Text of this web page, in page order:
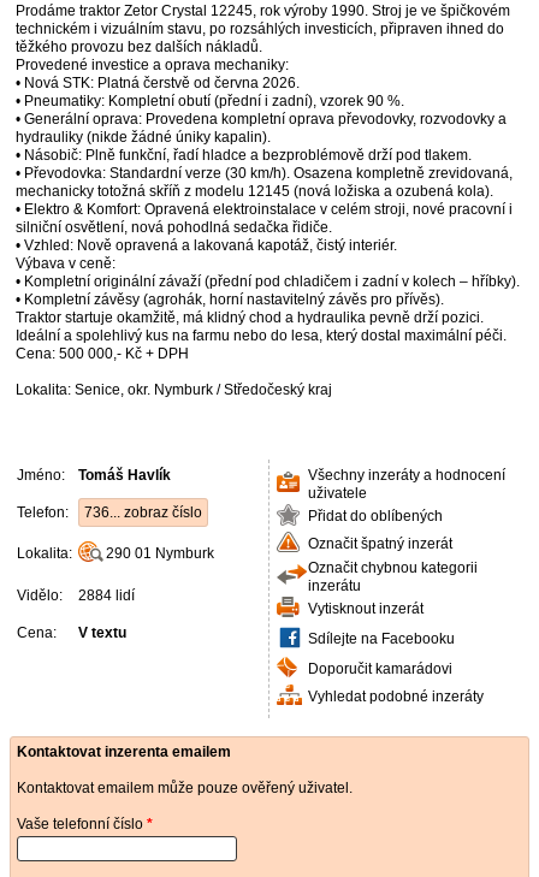
Prodáme traktor Zetor Crystal 12245, rok výroby 1990. Stroj je ve špičkovém
technickém i vizuálním stavu, po rozsáhlých investicích, připraven ihned do
těžkého provozu bez dalších nákladů.
Provedené investice a oprava mechaniky:
• Nová STK: Platná čerstvě od června 2026.
• Pneumatiky: Kompletní obutí (přední i zadní), vzorek 90 %.
• Generální oprava: Provedena kompletní oprava převodovky, rozvodovky a
hydrauliky (nikde žádné úniky kapalin).
• Násobič: Plně funkční, řadí hladce a bezproblémově drží pod tlakem.
• Převodovka: Standardní verze (30 km/h). Osazena kompletně zrevidovaná,
mechanicky totožná skříň z modelu 12145 (nová ložiska a ozubená kola).
• Elektro & Komfort: Opravená elektroinstalace v celém stroji, nové pracovní i
silniční osvětlení, nová pohodlná sedačka řidiče.
• Vzhled: Nově opravená a lakovaná kapotáž, čistý interiér.
Výbava v ceně:
• Kompletní originální závaží (přední pod chladičem i zadní v kolech – hříbky).
• Kompletní závěsy (agrohák, horní nastavitelný závěs pro přívěs).
Traktor startuje okamžitě, má klidný chod a hydraulika pevně drží pozici.
Ideální a spolehlivý kus na farmu nebo do lesa, který dostal maximální péči.
Cena: 500 000,- Kč + DPH
Lokalita: Senice, okr. Nymburk / Středočeský kraj
Jméno: Tomáš Havlík
Telefon: 736... zobraz číslo
Lokalita: 290 01 Nymburk
Vidělo: 2884 lidí
Cena: V textu
Všechny inzeráty a hodnocení
uživatele
Přidat do oblíbených
Označit špatný inzerát
Označit chybnou kategorii
inzerátu
Vytisknout inzerát
Sdílejte na Facebooku
Doporučit kamarádovi
Vyhledat podobné inzeráty
Kontaktovat inzerenta emailem
Kontaktovat emailem může pouze ověřený uživatel.
Vaše telefonní číslo *